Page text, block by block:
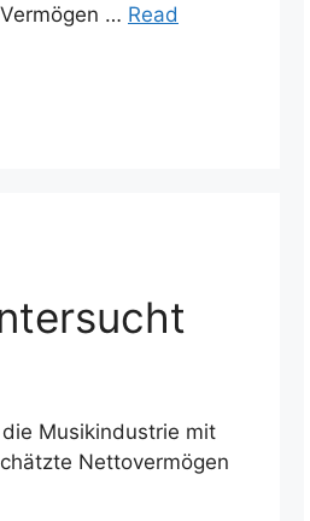
… Read
Musikindustrie mit
Nettovermögen